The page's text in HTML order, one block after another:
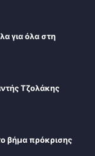
για όλα στη
Τζολάκης
βήμα πρόκρισης